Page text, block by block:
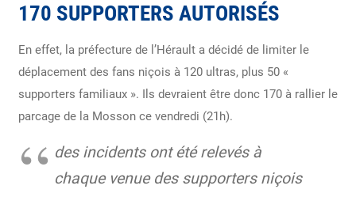
170 SUPPORTERS AUTORISÉS
En effet, la préfecture de l’Hérault a décidé de limiter le
déplacement des fans niçois à 120 ultras, plus 50 «
supporters familiaux ». Ils devraient être donc 170 à rallier le
parcage de la Mosson ce vendredi (21h).
des incidents ont été relevés à
chaque venue des supporters niçois